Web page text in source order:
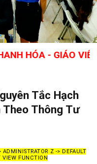
- GIÁO VIÊN GIỎI,
Tắc Hạch
Theo Thông Tư
ADMINISTRATOR Z -> DEFAULT
VIEW FUNCTION